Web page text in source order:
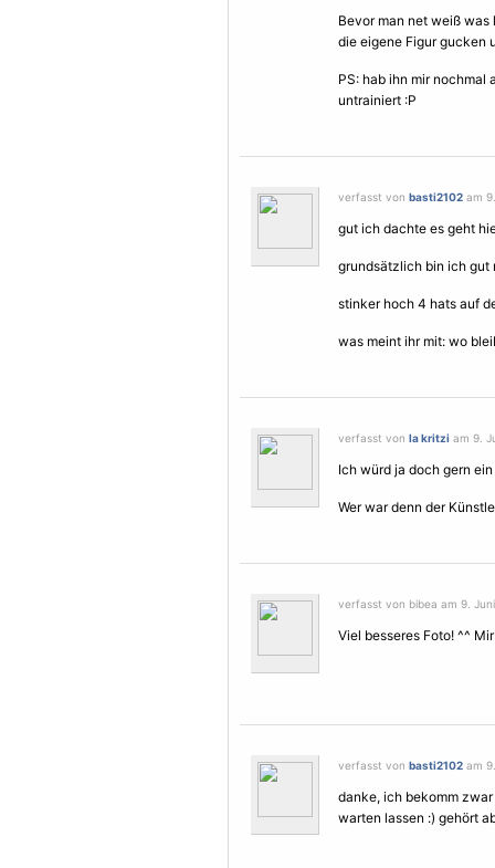
Bevor man net weiß
die eigene Figur gucken
PS: hab ihn mir nochmal
untrainiert :P
verfasst von basti2102 am
gut ich dachte es geht
grundsätzlich bin ich gut
stinker hoch 4 hats auf
was meint ihr mit: wo
verfasst von la kritzi am 9.
Ich würd ja doch gern
Wer war denn der
verfasst von bibea am 9.
Viel besseres Foto! ^^
verfasst von basti2102 am
danke, ich bekomm
warten lassen :) gehört